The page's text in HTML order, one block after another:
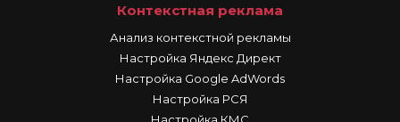
Контекстная реклама
Анализ контекстной рекламы
Настройка Яндекс Директ
Настройка Google AdWords
Настройка РСЯ
Настройка КМС